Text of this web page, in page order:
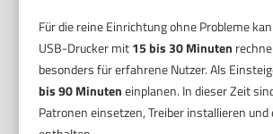
Für die reine Einrichtung ohne Probleme
USB-Drucker mit15 bis 30 Minuten
besonders für erfahrene Nutzer. Als
bis 90 Minuteneinplanen. In dieser Zeit
Patronen einsetzen, Treiber installieren und